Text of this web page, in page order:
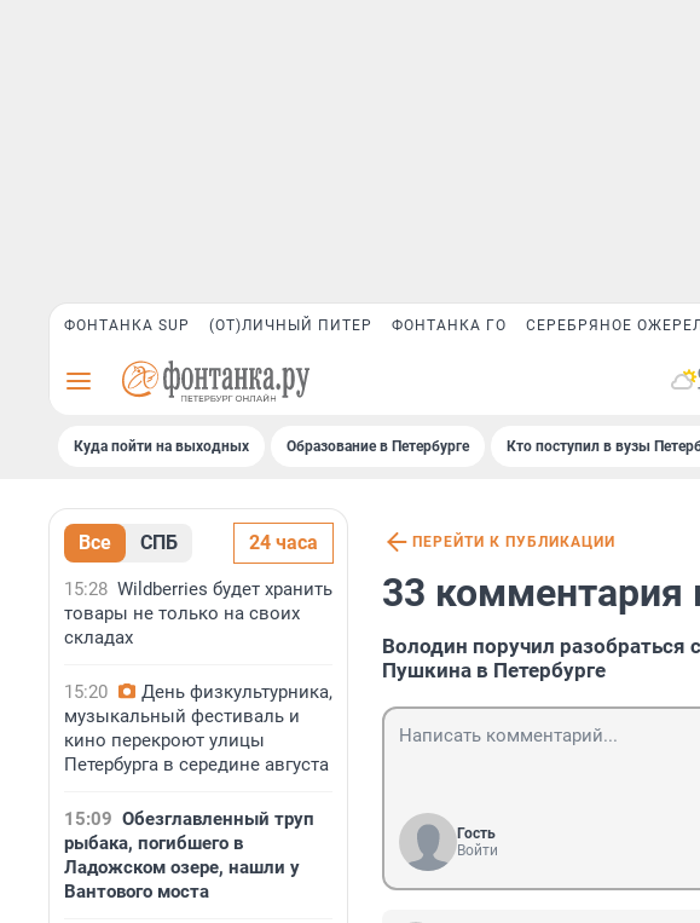
ФОНТАНКА SUP (ОТ)ЛИЧНЫЙ ПИТЕР ФОНТАНКА ГО СЕРЕБРЯНОЕ
Куда пойти на выходных Образование в Петербурге Кто поступил в вузы
Все СПБ 24 часа
15:28 Wildberries будет хранить
товары не только на своих
складах
15:20
День физкультурника,
музыкальный фестиваль и
кино перекроют улицы
Петербурга в середине августа
15:09 Обезглавленный труп
рыбака, погибшего в
Ладожском озере, нашли у
Вантового моста
ПЕРЕЙТИ К ПУБЛИКАЦИИ
33 комментария
Володин поручил разобраться
Пушкина в Петербурге
Гость
Войти